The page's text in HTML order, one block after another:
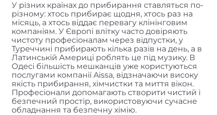
У різних країнах до прибирання ставляться по-
різному: хтось прибирає щодня, хтось раз на
місяць, а хтось віддає перевагу клінінговим
компаніям. У Європі влітку часто довіряють
чистоту професіоналам через відпустки, у
Туреччині прибирають кілька разів на день, а в
Латинській Америці роблять це під музику. В
Одесі більшість мешканців уже користуються
послугами компанії Aissa, відзначаючи високу
якість прибирання, хімчистки та миття вікон.
Професіонали допомагають створити чистий і
безпечний простір, використовуючи сучасне
обладнання та безпечну хімію.